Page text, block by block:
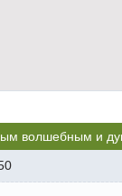
волшебным и